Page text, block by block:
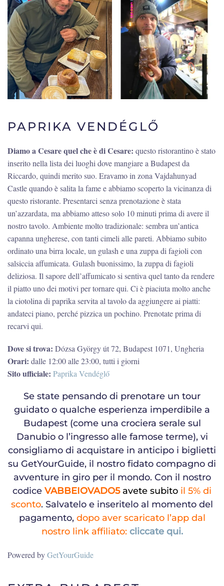
PAPRIKA VENDÉGLŐ
Diamo a Cesare quel che è di Cesare: questo ristorantino è stato
inserito nella lista dei luoghi dove mangiare a Budapest da
Riccardo, quindi merito suo. Eravamo in zona Vajdahunyad
Castle quando è salita la fame e abbiamo scoperto la vicinanza di
questo ristorante. Presentarci senza prenotazione è stata
un’azzardata, ma abbiamo atteso solo 10 minuti prima di avere il
nostro tavolo. Ambiente molto tradizionale: sembra un’antica
capanna ungherese, con tanti cimeli alle pareti. Abbiamo subito
ordinato una birra locale, un gulash e una zuppa di fagioli con
salsiccia affumicata. Gulash buonissimo, la zuppa di fagioli
deliziosa. Il sapore dell’affumicato si sentiva quel tanto da rendere
il piatto uno dei motivi per tornare qui. Ci è piaciuta molto anche
la ciotolina di paprika servita al tavolo da aggiungere ai piatti:
andateci piano, perché pizzica un pochino. Prenotate prima di
recarvi qui.
Dove si trova: Dózsa György út 72, Budapest 1071, Ungheria
Orari: dalle 12:00 alle 23:00, tutti i giorni
Sito ufficiale: Paprika Vendéglő
Se state pensando di prenotare un tour
guidato o qualche esperienza imperdibile a
Budapest (come una crociera serale sul
Danubio o l’ingresso alle famose terme), vi
consigliamo di acquistare in anticipo i biglietti
su GetYourGuide, il nostro fidato compagno di
avventure in giro per il mondo. Con il nostro
codice VABBEIOVADO5 avete subito il 5% di
sconto. Salvatelo e inseritelo al momento del
pagamento, dopo aver scaricato l’app dal
nostro link affiliato: cliccate qui.
Powered byGetYourGuide